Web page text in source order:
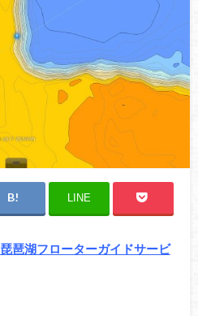
LINE
琵琶湖フローターガイドサービ